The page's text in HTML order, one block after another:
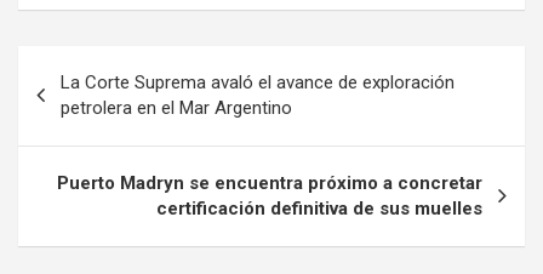
ce
b
o
o
k
tt
er
ail at
s
A
p
p
de
entradas
La Corte Suprema avaló el avance de exploración
petrolera en el Mar Argentino
Puerto Madryn se encuentra próximo a concretar
certificación definitiva de sus muelles